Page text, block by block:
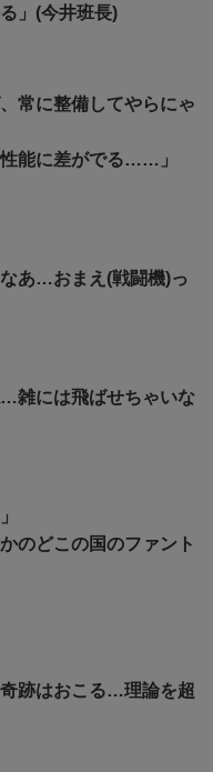
」(今井班長)
常に整備してやらにゃ
性能に差がでる……」
なあ…おまえ(戦闘機)っ
…雑には飛ばせちゃいな
のどこの国のファント
奇跡はおこる…理論を超